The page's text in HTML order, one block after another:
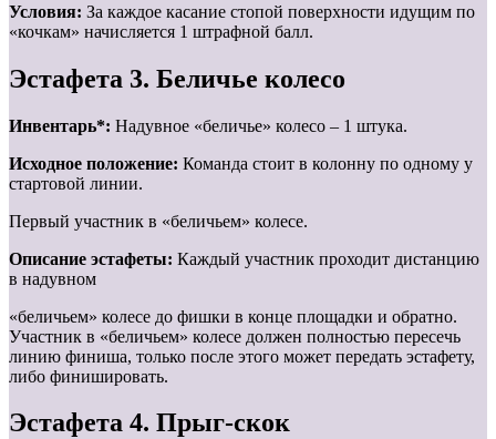
Условия: За каждое касание стопой поверхности идущим по
«кочкам» начисляется 1 штрафной балл.
Эстафета 3. Беличье колесо
Инвентарь*: Надувное «беличье» колесо – 1 штука.
Исходное положение: Команда стоит в колонну по одному у
стартовой линии.
Первый участник в «беличьем» колесе.
Описание эстафеты: Каждый участник проходит дистанцию
в надувном
«беличьем» колесе до фишки в конце площадки и обратно.
Участник в «беличьем» колесе должен полностью пересечь
линию финиша, только после этого может передать эстафету,
либо финишировать.
Эстафета 4. Прыг-скок